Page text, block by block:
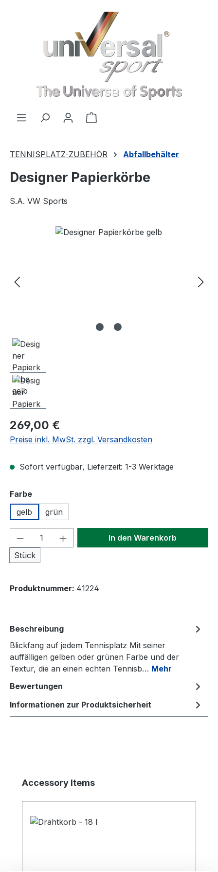
Warenkorb enthält 0
TENNISPLATZ-ZUBEHÖR Abfallbehälter
Designer Papierkörbe
S.A. VW Sports
Bildergalerie überspringen
Regulärer Preis:
269,00 €
Preise inkl. MwSt. zzgl. Versandkosten
Sofort verfügbar, Lieferzeit: 1-3 Werktage
Farbeauswählen
gelb
grün
Produkt Anzahl: Gib den
Stück
In den Warenkorb
Produktnummer: 41224
Beschreibung
Blickfang auf jedem Tennisplatz Mit seiner
auffälligen gelben oder grünen Farbe und der
Textur, die an einen echten Tennisb… Mehr
Bewertungen
Informationen zur Produktsicherheit
Produktgalerie überspringen
Accessory Items